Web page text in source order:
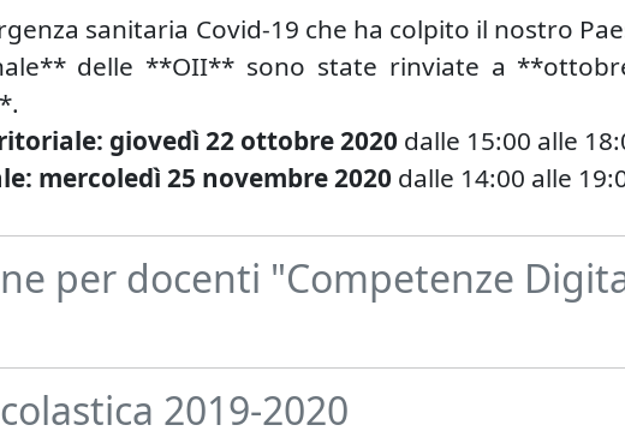
sanitaria Covid-19 che ha colpito il nostro
delle **OII** sono state rinviate a
giovedì 22 ottobre 2020 dalle 15:00 alle
mercoledì 25 novembre 2020 dalle 14:00 alle
per docenti "Competenze
2019-2020